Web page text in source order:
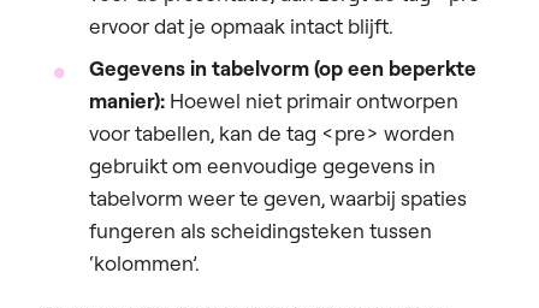
ervoor dat je opmaak intact blijft.
Gegevens in tabelvorm (op een beperkte
manier): Hoewel niet primair ontworpen
voor tabellen, kan de tag <pre> worden
gebruikt om eenvoudige gegevens in
tabelvorm weer te geven, waarbij spaties
fungeren als scheidingsteken tussen
‘kolommen’.